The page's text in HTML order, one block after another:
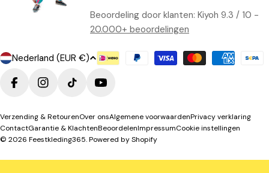
Beoordeling door klanten: Kiyoh 9.3 / 10 -
20.000+ beoordelingen
L
/
r
Nederland (EUR €) Betaalmethoden
FacebookInstagramTikTokYouTube
© 2026 Feestkleding365. Powered by Shopify
Verzending & RetourenOver onsAlgemene voorwaardenPrivacy verklaring
ContactGarantie & KlachtenBeoordelenImpressumCookie instellingen